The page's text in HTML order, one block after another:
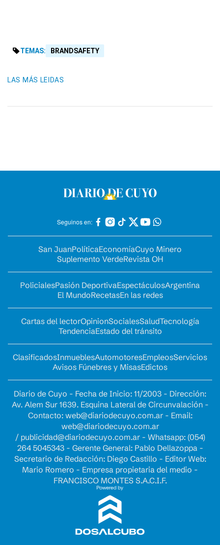
TEMAS: BRANDSAFETY
LAS MÁS LEIDAS
Seguinos en:
San JuanPolíticaEconomíaCuyo Minero
Suplemento VerdeRevista OH
PolicialesPasión DeportivaEspectáculosArgentina
El MundoRecetasEn las redes
Cartas del lectorOpinionSocialesSaludTecnología
TendenciaEstado del tránsito
ClasificadosInmueblesAutomotoresEmpleosServicios
Avisos Fúnebres y MisasEdictos
Diario de Cuyo - Fecha de Inicio: 11/2003 - Dirección:
Av. Alem Sur 1639. Esquina Lateral de Circunvalación -
Contacto: web@diariodecuyo.com.ar- Email:
web@diariodecuyo.com.ar
/ publicidad@diariodecuyo.com.ar- Whatsapp: (054)
264 5045343 - Gerente General: Pablo Dellazoppa -
Secretario de Redacción: Diego Castillo - Editor Web:
Mario Romero - Empresa propietaria del medio -
FRANCISCO MONTES S.A.C.I.F.